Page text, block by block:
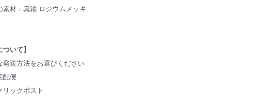
素材：真鍮 ロジウムメッキ
ついて】
発送方法をお選びください
配便
リックポスト